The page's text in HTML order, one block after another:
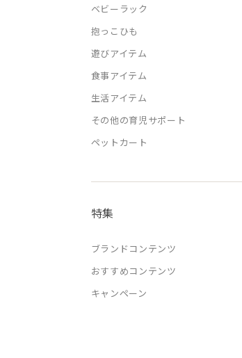
ベビーラック
抱っこひも
遊びアイテム
食事アイテム
生活アイテム
その他の育児サポート
ペットカート
特集
ブランドコンテンツ
おすすめコンテンツ
キャンペーン